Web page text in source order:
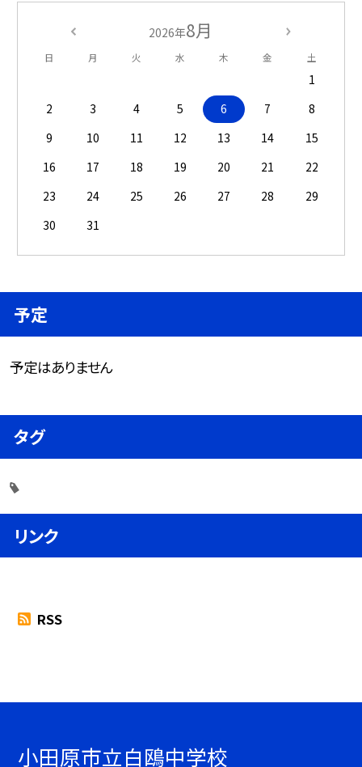
2026年8月
日 月 火 水 木 金 土
1
2
3 4 5 6 7
8
9
10 11 12 13 14
15
16
17 18 19 20 21
22
23
24 25 26 27 28
29
30
31
予定
予定はありません
タグ
リンク
RSS
小田原市立白鴎中学校